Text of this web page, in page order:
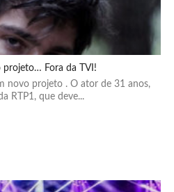
projeto… Fora da TVI!
novo projeto . O ator de 31 anos,
RTP1, que deve...